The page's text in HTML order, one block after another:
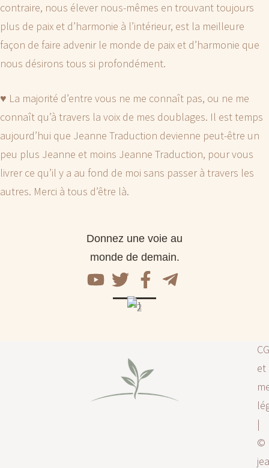
contraire, nous élever nous-mêmes en trouvant toujours
plus de paix et d’harmonie à l’intérieur, est la meilleure
façon de faire advenir le monde de paix et d’harmonie que
nous désirons tous si profondément.
♥️ La majorité d’entre vous ne me connaît pas, ou ne me
connaît qu’à travers la voix de mes doublages. Il est temps
aujourd’hui que Jeanne Traduction devienne peut-être un
peu plus Jeanne et moins Jeanne Traduction, pour vous
livrer ce qu’il y a au fond de moi sans passer à travers les
autres. Merci à tous d’être là.
Donnez une voie au
monde de demain.
et
|
©